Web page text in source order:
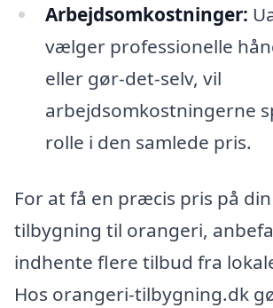
Arbejdsomkostninger:
vælger professionelle
eller gør-det-selv, vil
arbejdsomkostningerne
rolle i den samlede pris.
For at få en præcis pris på
tilbygning til orangeri,
indhente flere tilbud fra
Hos orangeri-tilbygning.dk